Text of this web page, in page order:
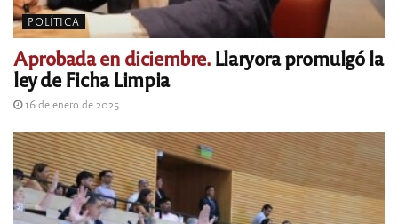
POLÍTICA
Aprobada en diciembre.Llaryora promulgó la
ley de Ficha Limpia
16 de enero de 2025